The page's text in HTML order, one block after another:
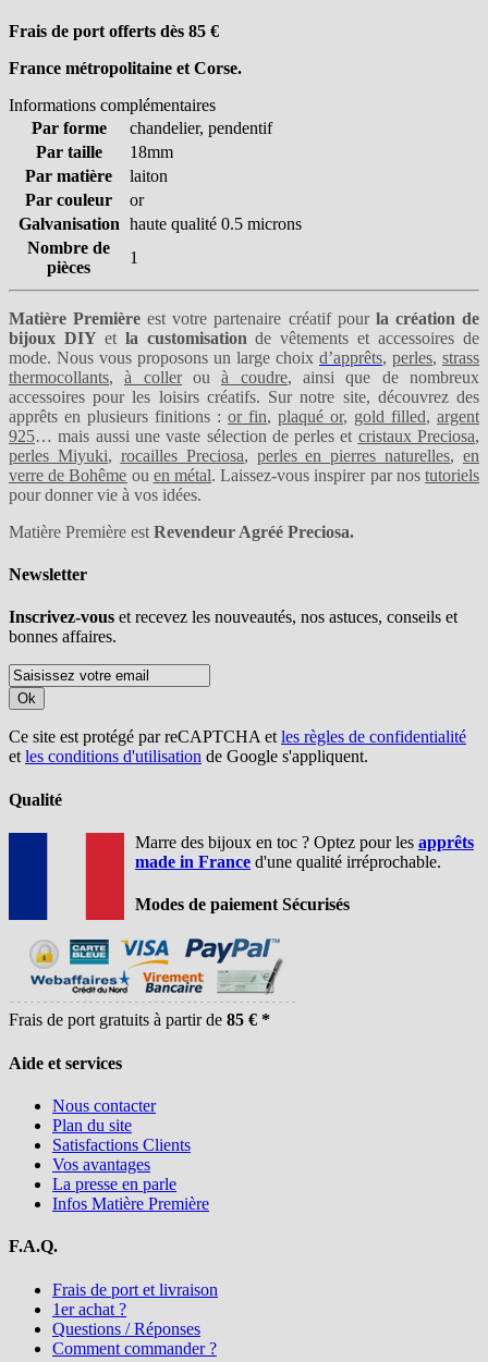
Frais de port offerts dès 85 €
France métropolitaine et Corse.
Informations complémentaires
Par forme
chandelier, pendentif
Par taille
18mm
Par matière
laiton
Par couleur
or
Galvanisation haute qualité 0.5 microns
Nombre de
pièces
1
Matière Première est votre partenaire créatif pourla création de
bijoux DIY etla customisation de vêtements et accessoires de
mode. Nous vous proposons un large choix d’apprêts, perles, strass
thermocollants,à collerouà coudre, ainsi que de nombreux
accessoires pour les loisirs créatifs. Sur notre site, découvrez des
apprêts en plusieurs finitions : or fin, plaqué or, gold filled, argent
925… mais aussi une vaste sélection de perles et cristaux Preciosa,
perles Miyuki, rocailles Preciosa, perles en pierres naturelles, en
verre de Bohême ou en métal. Laissez-vous inspirer par nostutoriels
pour donner vie à vos idées.
Matière Première est Revendeur Agréé Preciosa.
Newsletter
Inscrivez-vous et recevez les nouveautés, nos astuces, conseils et
bonnes affaires.
Ok
Ce site est protégé par reCAPTCHA etles règles de confidentialité
etles conditions d'utilisation de Google s'appliquent.
Qualité
Marre des bijoux en toc ? Optez pour les apprêts
made in France d'une qualité irréprochable.
Modes de paiement Sécurisés
Frais de port gratuits à partir de 85 € *
Aide et services
Nous contacter
Plan du site
Satisfactions Clients
Vos avantages
La presse en parle
Infos Matière Première
F.A.Q.
Frais de port et livraison
1er achat ?
Questions / Réponses
Comment commander ?